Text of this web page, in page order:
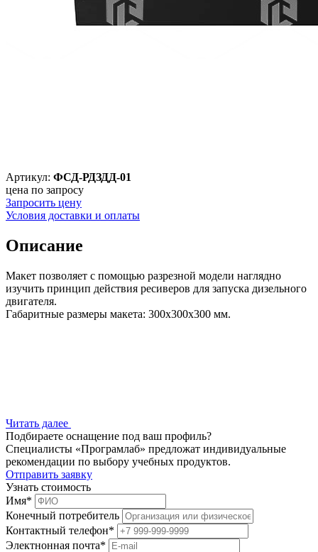
Артикул: ФСД-РДЗДД-01
цена по запросу
Запросить цену
Условия доставки и оплаты
Описание
Макет позволяет с помощью разрезной модели наглядно
изучить принцип действия ресиверов для запуска дизельного
двигателя.
Габаритные размеры макета: 300х300х300 мм.
Читать далее
Подбираете оснащение под ваш профиль?
Специалисты «Програмлаб» предложат индивидуальные
рекомендации по выбору учебных продуктов.
Отправить заявку
Узнать стоимость
Имя*
Конечный потребитель
Контактный телефон*
Электнонная почта*